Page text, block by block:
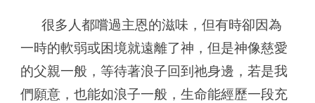
很多人都嚐過主恩的滋味，但有時卻因為
一時的軟弱或困境就遠離了神，但是神像慈愛
的父親一般，等待著浪子回到祂身邊，若是我
們願意，也能如浪子一般，生命能經歷一段充